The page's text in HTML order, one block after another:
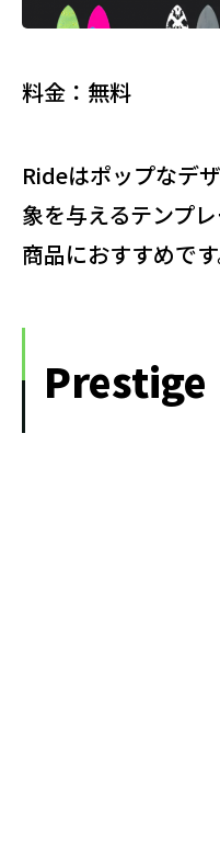
料金：無料
Rideはポップなデ
象を与えるテンプ
商品におすすめです
Prestige